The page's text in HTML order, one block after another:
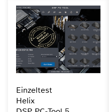
Einzeltest
Helix